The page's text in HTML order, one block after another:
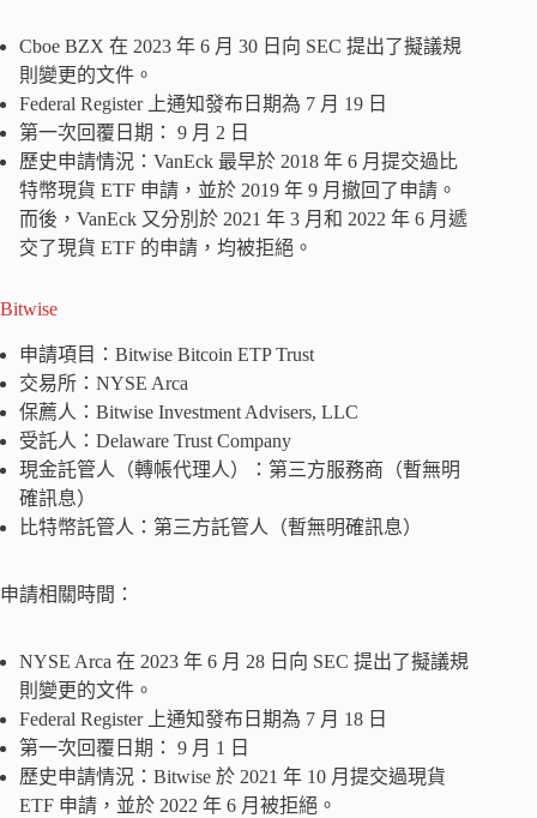
Cboe BZX 在 2023 年 6 月 30 日向 SEC 提出了擬議規
則變更的文件。
Federal Register 上通知發布日期為 7 月 19 日
第一次回覆日期： 9 月 2 日
歷史申請情況：VanEck 最早於 2018 年 6 月提交過比
特幣現貨 ETF 申請，並於 2019 年 9 月撤回了申請。
而後，VanEck 又分別於 2021 年 3 月和 2022 年 6 月遞
交了現貨 ETF 的申請，均被拒絕。
Bitwise
申請項目：Bitwise Bitcoin ETP Trust
交易所：NYSE Arca
保薦人：Bitwise Investment Advisers, LLC
受託人：Delaware Trust Company
現金託管人（轉帳代理人）：第三方服務商（暫無明
確訊息）
比特幣託管人：第三方託管人（暫無明確訊息）
申請相關時間：
NYSE Arca 在 2023 年 6 月 28 日向 SEC 提出了擬議規
則變更的文件。
Federal Register 上通知發布日期為 7 月 18 日
第一次回覆日期： 9 月 1 日
歷史申請情況：Bitwise 於 2021 年 10 月提交過現貨
ETF 申請，並於 2022 年 6 月被拒絕。